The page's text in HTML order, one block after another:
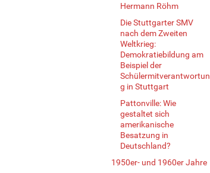
Hermann Röhm
Die Stuttgarter SMV
nach dem Zweiten
Weltkrieg:
Demokratiebildung am
Beispiel der
Schülermitverantwortun
g in Stuttgart
Pattonville: Wie
gestaltet sich
amerikanische
Besatzung in
Deutschland?
1950er- und 1960er Jahre